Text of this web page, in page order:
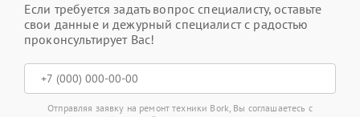
Если требуется задать вопрос специалисту, оставьте
свои данные и дежурный специалист с радостью
проконсультирует Вас!
Отправляя заявку на ремонт техники Bork, Вы соглашаетесь с